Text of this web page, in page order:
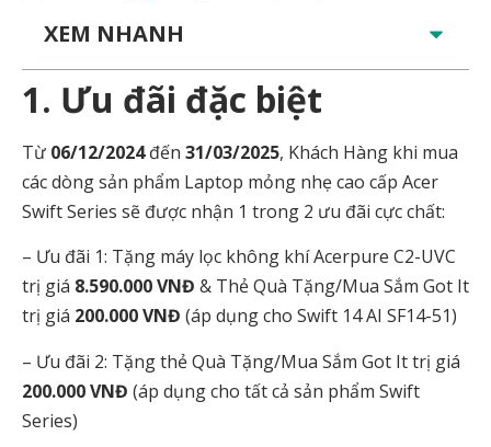
XEM NHANH
1. Ưu đãi đặc biệt
Từ 06/12/2024đến 31/03/2025, Khách Hàng khi mua
các dòng sản phẩm Laptop mỏng nhẹ cao cấp Acer
Swift Series sẽ được nhận 1 trong 2 ưu đãi cực chất:
– Ưu đãi 1: Tặng máy lọc không khí Acerpure C2-UVC
trị giá 8.590.000 VNĐ & Thẻ Quà Tặng/Mua Sắm Got It
trị giá 200.000 VNĐ (áp dụng cho Swift 14 AI SF14-51)
– Ưu đãi 2: Tặng thẻ Quà Tặng/Mua Sắm Got It trị giá
200.000 VNĐ (áp dụng cho tất cả sản phẩm Swift
Series)